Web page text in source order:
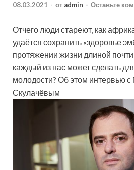
08.03.2021 - от admin - Оставьте
Отчего люди стареют, как
удаётся сохранить «здоровье
протяжении жизни длиной почти
каждый из нас может сделать
молодости? Об этом интервью
Скулачёвым